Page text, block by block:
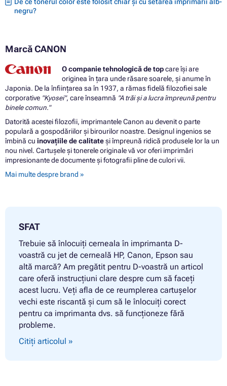
De ce tonerul color este folosit chiar și cu setarea imprimarii alb-
negru?
Marcă CANON
O companie tehnologică de topcare își are
originea în țara unde răsare soarele, și anume în
Japonia. De la înființarea sa în 1937, a rămas fidelă filozofiei sale
corporative "Kyosei", care înseamnă "A trăi și a lucra împreună pentru
binele comun."
Datorită acestei filozofii, imprimantele Canon au devenit o parte
populară a gospodăriilor și birourilor noastre. Designul ingenios se
îmbină cu inovațiile de calitateși împreună ridică produsele lor la un
nou nivel. Cartușele și tonerele originale vă vor oferi imprimări
impresionante de documente și fotografii pline de culori vii.
Mai multe despre brand »
SFAT
Trebuie să înlocuiți cerneala în imprimanta D-
voastră cu jet de cerneală HP, Canon, Epson sau
altă marcă? Am pregătit pentru D-voastră un articol
care oferă instrucțiuni clare despre cum să faceți
acest lucru. Veți afla de ce reumplerea cartușelor
vechi este riscantă și cum să le înlocuiți corect
pentru ca imprimanta dvs. să funcționeze fără
probleme.
Citiți articolul »